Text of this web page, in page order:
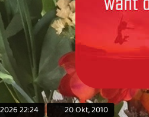
22:24 20 Okt, 2010